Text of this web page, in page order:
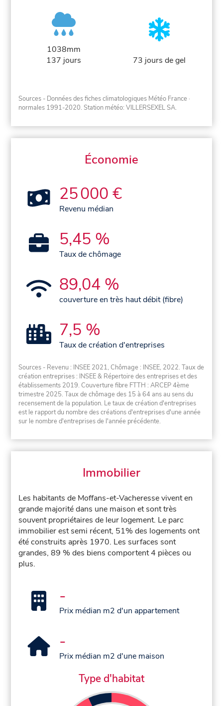
1038mm
137 jours
73 jours de gel
Sources - Données des fiches climatologiques Météo France ·
normales 1991-2020. Station météo: VILLERSEXEL SA.
Économie
25 000 €
Revenu médian
5,45 %
Taux de chômage
89,04 %
couverture en très haut débit (fibre)
7,5 %
Taux de création d'entreprises
Sources - Revenu : INSEE 2021, Chômage : INSEE, 2022. Taux de
création entreprises : INSEE & Répertoire des entreprises et des
établissements 2019. Couverture fibre FTTH : ARCEP 4ème
trimestre 2025. Taux de chômage des 15 à 64 ans au sens du
recensement de la population. Le taux de création d'entreprises
est le rapport du nombre des créations d'entreprises d'une année
sur le nombre d'entreprises de l'année précédente.
Immobilier
Les habitants de Moffans-et-Vacheresse vivent en
grande majorité dans une maison et sont très
souvent propriétaires de leur logement. Le parc
immobilier est semi récent, 51% des logements ont
été construits après 1970. Les surfaces sont
grandes, 89 % des biens comportent 4 pièces ou
plus.
-
Prix médian m2 d'un appartement
-
Prix médian m2 d'une maison
Type d'habitat